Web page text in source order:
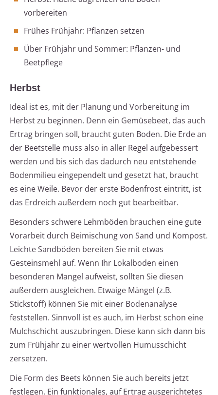
vorbereiten
Frühes Frühjahr: Pflanzen setzen
Über Frühjahr und Sommer: Pflanzen- und
Beetpflege
Herbst
Ideal ist es, mit der Planung und Vorbereitung im
Herbst zu beginnen. Denn ein Gemüsebeet, das auch
Ertrag bringen soll, braucht guten Boden. Die Erde an
der Beetstelle muss also in aller Regel aufgebessert
werden und bis sich das dadurch neu entstehende
Bodenmilieu eingependelt und gesetzt hat, braucht
es eine Weile. Bevor der erste Bodenfrost eintritt, ist
das Erdreich außerdem noch gut bearbeitbar.
Besonders schwere Lehmböden brauchen eine gute
Vorarbeit durch Beimischung von Sand und Kompost.
Leichte Sandböden bereiten Sie mit etwas
Gesteinsmehl auf. Wenn Ihr Lokalboden einen
besonderen Mangel aufweist, sollten Sie diesen
außerdem ausgleichen. Etwaige Mängel (z.B.
Stickstoff) können Sie mit einer Bodenanalyse
feststellen. Sinnvoll ist es auch, im Herbst schon eine
Mulchschicht auszubringen. Diese kann sich dann bis
zum Frühjahr zu einer wertvollen Humusschicht
zersetzen.
Die Form des Beets können Sie auch bereits jetzt
festlegen. Ein funktionales, auf Ertrag ausgerichtetes